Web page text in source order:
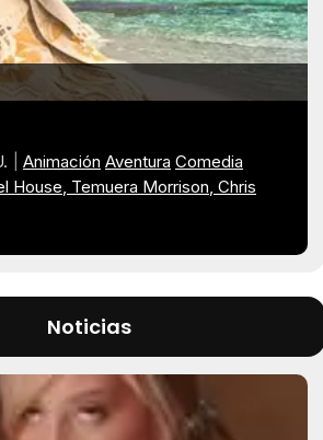
Animación Aventura Comedia
House Temuera Morrison Chris
Noticias